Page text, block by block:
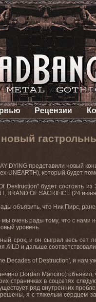
Рецензии
DYING представили новый
ex-UNEARTH), который будет
Destruction" будет состоять
BRAND OF SACRIFICE (24 июня
объявить, что Ник Пирс,
очень рады тому, что с
уровень.
срок, и он сыграл весь
AILD и дальше
Decades of Destruction', и нам
(Jordan Mancino) объявил,
страничках в соцсетях
ряд внутренних
я с тяжелым сердцем